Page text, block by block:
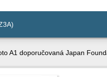
A1 doporučovaná Japan